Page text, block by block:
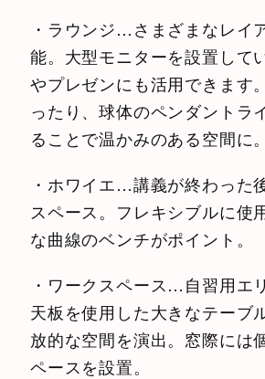
・ラウンジ…さまざまなレイ
能。大型モニターを設置して
やプレゼンにも活用できます
ったり、球体のペンダントラ
ることで温かみのある空間に。
・ホワイエ…講義が終わった
スペース。フレキシブルに使
な曲線のベンチがポイント。
・ワークスペース…自習用エ
天板を使用した大きなテーブ
放的な空間を演出。窓際には
ペースを設置。